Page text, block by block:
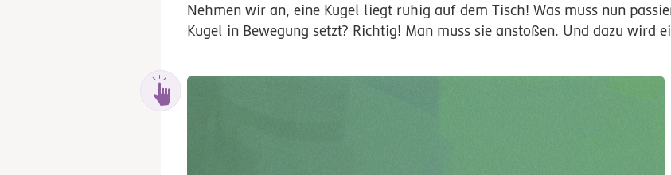
Nehmen wir an, eine Kugel liegt ruhig auf dem Tisch! Was muss nun
Kugel in Bewegung setzt? Richtig! Man muss sie anstoßen. Und dazu wird